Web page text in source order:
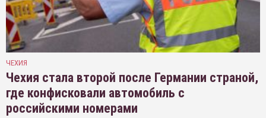
ЧЕХИЯ
Чехия стала второй после Германии страной,
где конфисковали автомобиль с
российскими номерами